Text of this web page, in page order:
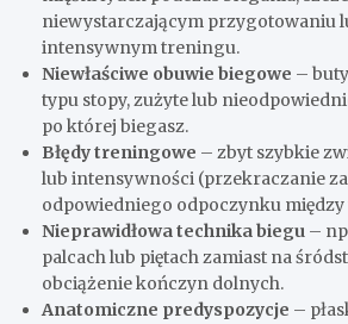
niewystarczającym przygotowaniu
intensywnym treningu.
Niewłaściwe obuwie biegowe –
typu stopy, zużyte lub
po której biegasz.
Błędy treningowe – zbyt szybkie
lub intensywności (przekraczanie
odpowiedniego odpoczynku
Nieprawidłowa technika biegu –
palcach lub piętach zamiast na
obciążenie kończyn dolnych.
Anatomiczne predyspozycje –